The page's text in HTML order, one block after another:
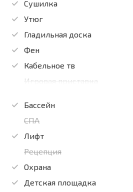
Сушилка
Утюг
Гладильная доска
Фен
Кабельное тв
Игровая приставка
Бассейн
СПА
Лифт
Рецепция
Охрана
Детская площадка